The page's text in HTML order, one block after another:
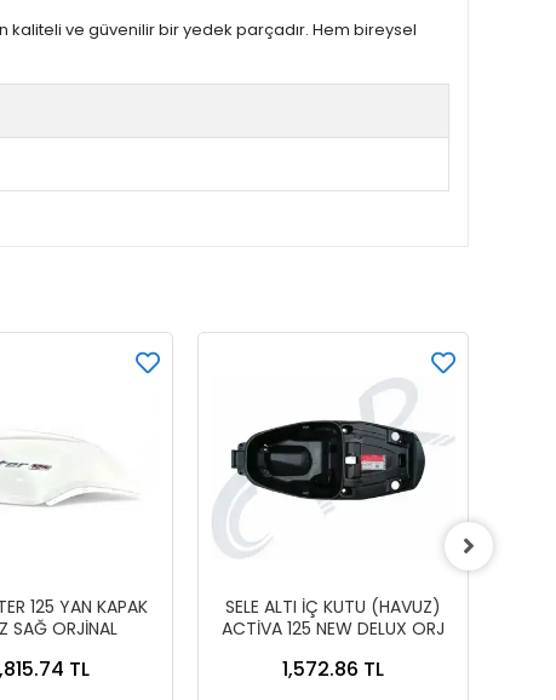
kaliteli ve güvenilir bir yedek parçadır. Hem bireysel
125 YAN KAPAK
SAĞ ORJİNAL
TL
SELE ALTI İÇ KUTU (HAVUZ)
ACTİVA 125 NEW DELUX ORJ
1,572.86 TL